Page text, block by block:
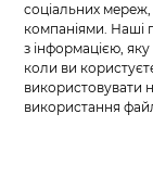
соціальних
компаніями. Наші
з інформацією,
коли ви
використовувати
використання